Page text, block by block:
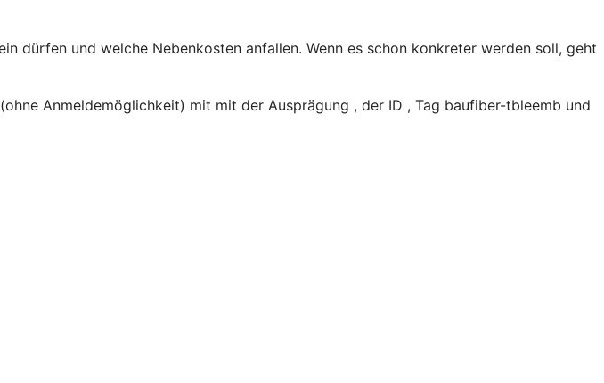
dürfen und welche Nebenkosten anfallen. Wenn es schon konkreter werden soll, geht
Anmeldemöglichkeit) mit mit der Ausprägung , der ID , Tag baufiber-tbleemb und